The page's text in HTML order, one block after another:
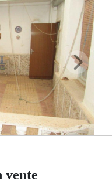
vente